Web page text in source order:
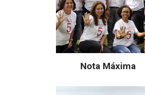
Nota Máxima